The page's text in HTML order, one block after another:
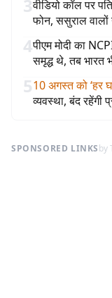
3वीडियो कॉल पर
फोन, ससुराल
4पीएम मोदी का
समृद्ध थे, तब भारत
510 अगस्त को ‘हर
व्यवस्था, बंद
SPONSORED LINKSby